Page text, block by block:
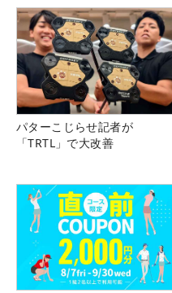
パターこじらせ記者が
「TRTL」で大改善